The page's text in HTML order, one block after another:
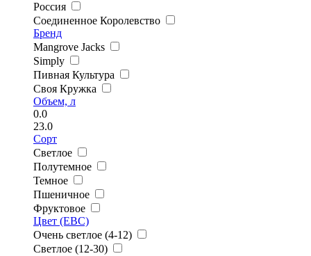
Россия
Соединенное Королевство
Бренд
Mangrove Jacks
Simply
Пивная Культура
Своя Кружка
Объем, л
0.0
23.0
Сорт
Светлое
Полутемное
Темное
Пшеничное
Фруктовое
Цвет (EBC)
Очень светлое (4-12)
Светлое (12-30)